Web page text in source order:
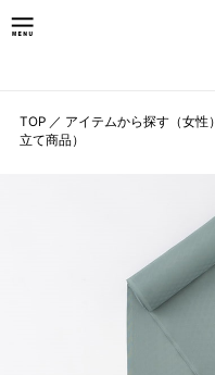
TOP ／ アイテムから探す（女性）
立て商品）